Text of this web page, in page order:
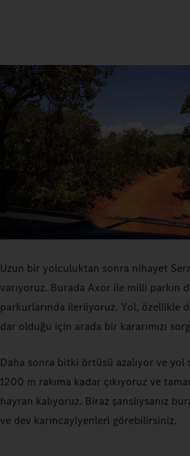
Uzun bir yolculuktan sonra nihayet
varıyoruz. Burada Axor ile milli parkın
parkurlarında ilerliyoruz. Yol, özellikle
dar olduğu için arada bir kararımızı
Daha sonra bitki örtüsü azalıyor ve yol
1200 m rakıma kadar çıkıyoruz ve
hayran kalıyoruz. Biraz şanslıysanız
ve dev karıncayiyenleri görebilirsiniz.